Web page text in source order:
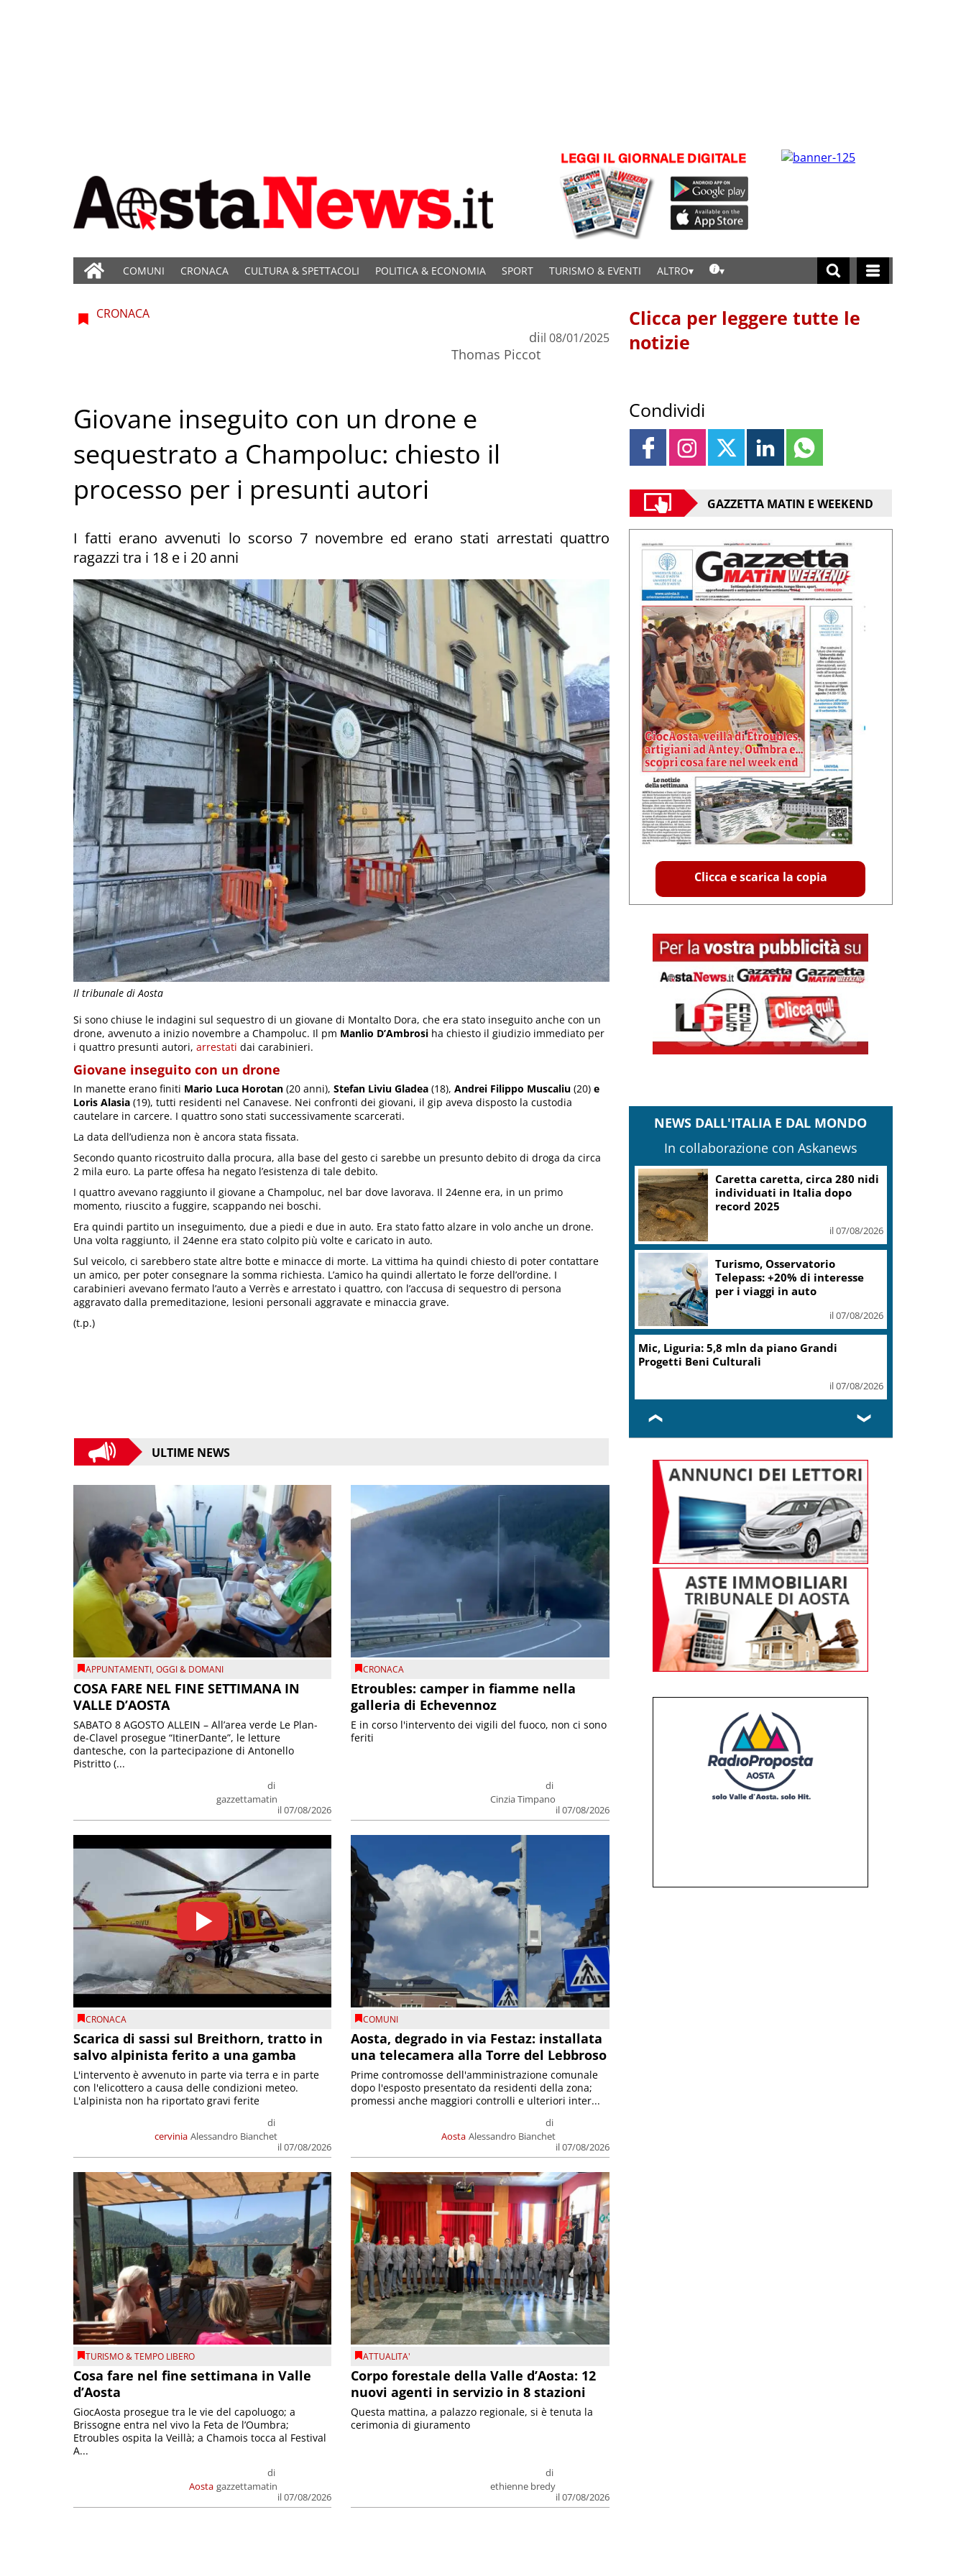
COMUNI CRONACA CULTURA & SPETTACOLI POLITICA & ECONOMIA SPORT TURISMO & EVENTI ALTRO
Il tribunale di Aosta
CRONACA
di
Thomas Piccot
il 08/01/2025
Giovane inseguito con un drone e
sequestrato a Champoluc: chiesto il
processo per i presunti autori
I fatti erano avvenuti lo scorso 7 novembre ed erano stati arrestati quattro
ragazzi tra i 18 e i 20 anni
Si sono chiuse le indagini sul sequestro di un giovane di Montalto Dora, che era stato inseguito anche con un
drone, avvenuto a inizio novembre a Champoluc. Il pm Manlio D’Ambrosi ha chiesto il giudizio immediato per
i quattro presunti autori, arrestati dai carabinieri.
Giovane inseguito con un drone
In manette erano finiti Mario Luca Horotan (20 anni), Stefan Liviu Gladea (18), Andrei Filippo Muscaliu (20) e
Loris Alasia (19), tutti residenti nel Canavese. Nei confronti dei giovani, il gip aveva disposto la custodia
cautelare in carcere. I quattro sono stati successivamente scarcerati.
La data dell’udienza non è ancora stata fissata.
Secondo quanto ricostruito dalla procura, alla base del gesto ci sarebbe un presunto debito di droga da circa
2 mila euro. La parte offesa ha negato l’esistenza di tale debito.
I quattro avevano raggiunto il giovane a Champoluc, nel bar dove lavorava. Il 24enne era, in un primo
momento, riuscito a fuggire, scappando nei boschi.
Era quindi partito un inseguimento, due a piedi e due in auto. Era stato fatto alzare in volo anche un drone.
Una volta raggiunto, il 24enne era stato colpito più volte e caricato in auto.
Sul veicolo, ci sarebbero state altre botte e minacce di morte. La vittima ha quindi chiesto di poter contattare
un amico, per poter consegnare la somma richiesta. L’amico ha quindi allertato le forze dell’ordine. I
carabinieri avevano fermato l’auto a Verrès e arrestato i quattro, con l’accusa di sequestro di persona
aggravato dalla premeditazione, lesioni personali aggravate e minaccia grave.
(t.p.)
ULTIME NEWS
APPUNTAMENTI,OGGI & DOMANI
COSA FARE NEL FINE SETTIMANA IN
VALLE D’AOSTA
di
gazzettamatin
il 07/08/2026
SABATO 8 AGOSTO ALLEIN – All’area verde Le Plan-
de-Clavel prosegue “ItinerDante”, le letture
dantesche, con la partecipazione di Antonello
Pistritto (...
CRONACA
Etroubles: camper in fiamme nella
galleria di Echevennoz
di
Cinzia Timpano
il 07/08/2026
E in corso l'intervento dei vigili del fuoco, non ci sono
feriti
CRONACA
Scarica di sassi sul Breithorn, tratto in
salvo alpinista ferito a una gamba
cervinia
di
Alessandro Bianchet
il 07/08/2026
L'intervento è avvenuto in parte via terra e in parte
con l'elicottero a causa delle condizioni meteo.
L'alpinista non ha riportato gravi ferite
COMUNI
Aosta, degrado in via Festaz: installata
una telecamera alla Torre del Lebbroso
Aosta
di
Alessandro Bianchet
il 07/08/2026
Prime contromosse dell'amministrazione comunale
dopo l'esposto presentato da residenti della zona;
promessi anche maggiori controlli e ulteriori inter...
TURISMO & TEMPO LIBERO
Cosa fare nel fine settimana in Valle
d’Aosta
Aosta
di
gazzettamatin
il 07/08/2026
GiocAosta prosegue tra le vie del capoluogo; a
Brissogne entra nel vivo la Feta de l’Oumbra;
Etroubles ospita la Veillà; a Chamois tocca al Festival
A...
ATTUALITA'
Corpo forestale della Valle d’Aosta: 12
nuovi agenti in servizio in 8 stazioni
di
ethienne bredy
il 07/08/2026
Questa mattina, a palazzo regionale, si è tenuta la
cerimonia di giuramento
Clicca per leggere tutte le
notizie
Condividi
GAZZETTA MATIN E WEEKEND
Clicca e scarica la copia
NEWS DALL'ITALIA E DAL MONDO
In collaborazione con Askanews
Mondiali Wakeboard: primo
oro è azzurro, Noa Gualtieri
campione Under 14
il 07/08/2026
Marcinelle, Manildo: tragedia che richiama
garanzia sicurezza
Province, Braidotti (Pd): per Friuli continua
la presa in giro
il 07/08/2026
❮ ❯